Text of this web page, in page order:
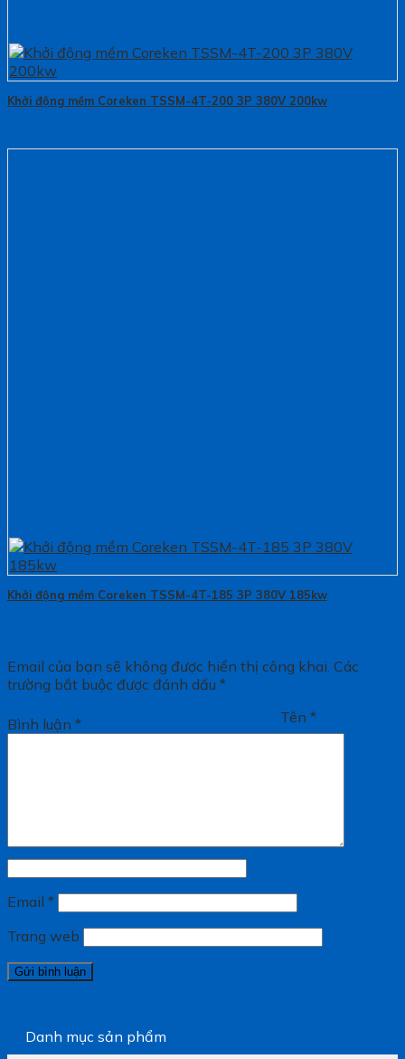
Khởi động mềm Coreken TSSM-4T-200 3P 380V 200kw
Khởi động mềm Coreken TSSM-4T-185 3P 380V 185kw
Email của bạn sẽ không được hiển thị công khai. Các
trường bắt buộc được đánh dấu *
Bình luận * Tên*
Email *
Trang web
Danh mục sản phẩm